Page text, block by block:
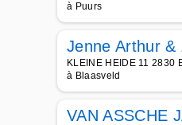
à Puurs
Jenne Arthur &
KLEINE HEIDE 11
à Blaasveld
VAN ASSCHE